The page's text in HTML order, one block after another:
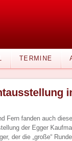
TERMINE
Fern fanden auch
der Egger
der die „große“